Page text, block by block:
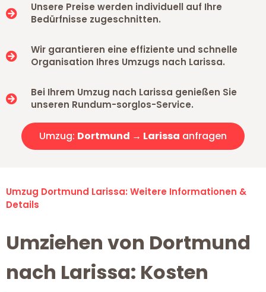
Unsere Preise werden individuell auf Ihre
Bedürfnisse zugeschnitten.
Wir garantieren eine effiziente und schnelle
Organisation Ihres Umzugs nach Larissa.
Bei Ihrem Umzug nach Larissa genießen Sie
unseren Rundum-sorglos-Service.
Umzug: Dortmund → Larissa anfragen
Umzug Dortmund Larissa: Weitere Informationen &
Details
Umziehen von Dortmund
nach Larissa: Kosten